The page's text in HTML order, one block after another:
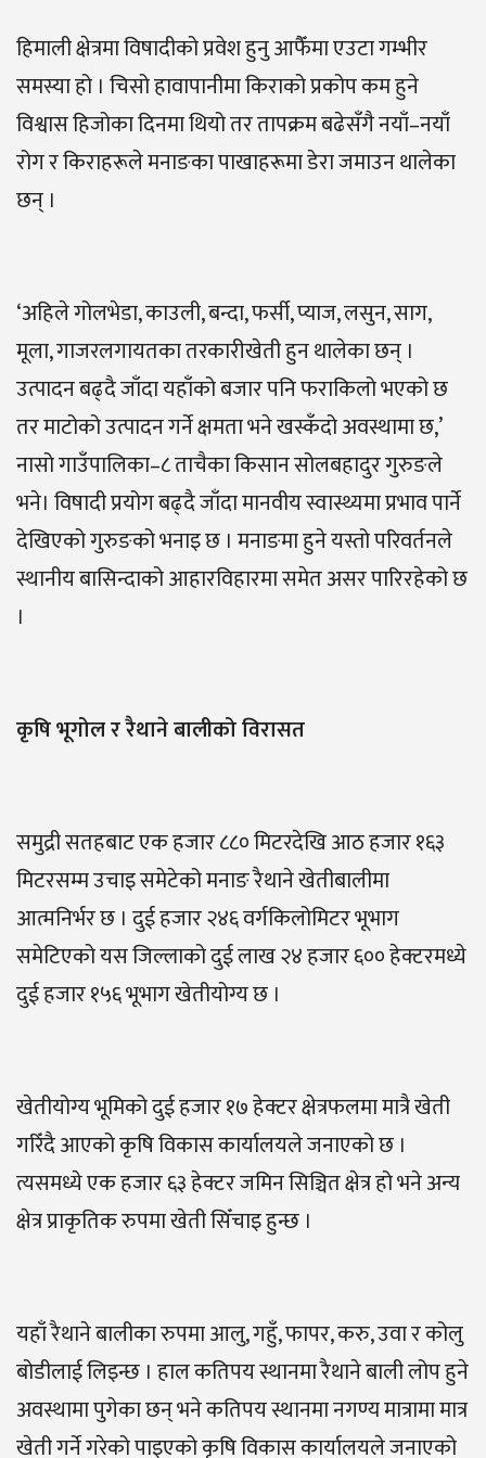
हिमाली क्षेत्रमा विषादीको प्रवेश हुनु आफैँमा एउटा गम्भीर
समस्या हो । चिसो हावापानीमा किराको प्रकोप कम हुने
विश्वास हिजोका दिनमा थियो तर तापक्रम बढेसँगै नयाँ–नयाँ
रोग र किराहरूले मनाङका पाखाहरूमा डेरा जमाउन थालेका
छन् ।
‘अहिले गोलभेडा, काउली, बन्दा, फर्सी, प्याज, लसुन, साग,
मूला, गाजरलगायतका तरकारीखेती हुन थालेका छन् ।
उत्पादन बढ्दै जाँदा यहाँको बजार पनि फराकिलो भएको छ
तर माटोको उत्पादन गर्ने क्षमता भने खस्कँदो अवस्थामा छ,’
नासो गाउँपालिका–८ ताचैका किसान सोलबहादुर गुरुङले
भने। विषादी प्रयोग बढ्दै जाँदा मानवीय स्वास्थ्यमा प्रभाव पार्ने
देखिएको गुरुङको भनाइ छ । मनाङमा हुने यस्तो परिवर्तनले
स्थानीय बासिन्दाको आहारविहारमा समेत असर पारिरहेको छ
।
कृषि भूगोल र रैथाने बालीको विरासत
समुद्री सतहबाट एक हजार ८८० मिटरदेखि आठ हजार १६३
मिटरसम्म उचाइ समेटेको मनाङ रैथाने खेतीबालीमा
आत्मनिर्भर छ । दुई हजार २४६ वर्गकिलोमिटर भूभाग
समेटिएको यस जिल्लाको दुई लाख २४ हजार ६०० हेक्टरमध्ये
दुई हजार १५६ भूभाग खेतीयोग्य छ ।
खेतीयोग्य भूमिको दुई हजार १७ हेक्टर क्षेत्रफलमा मात्रै खेती
गरिँदै आएको कृषि विकास कार्यालयले जनाएको छ ।
त्यसमध्ये एक हजार ६३ हेक्टर जमिन सिञ्चित क्षेत्र हो भने अन्य
क्षेत्र प्राकृतिक रुपमा खेती सिँचाइ हुन्छ ।
यहाँ रैथाने बालीका रुपमा आलु, गहुँ, फापर, करु, उवा र कोलु
बोडीलाई लिइन्छ । हाल कतिपय स्थानमा रैथाने बाली लोप हुने
अवस्थामा पुगेका छन् भने कतिपय स्थानमा नगण्य मात्रामा मात्र
खेती गर्ने गरेको पाइएको कृषि विकास कार्यालयले जनाएको